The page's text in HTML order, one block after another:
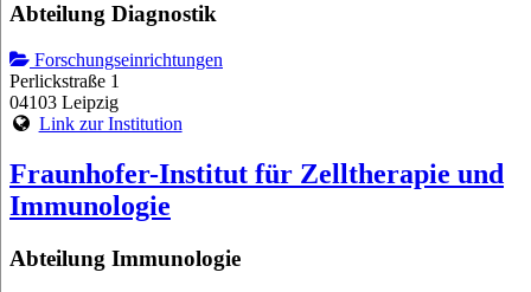
Abteilung Diagnostik
Forschungseinrichtungen
Perlickstraße 1
04103 Leipzig
Link zur Institution
Fraunhofer-Institut für Zelltherapie und
Immunologie
Abteilung Immunologie